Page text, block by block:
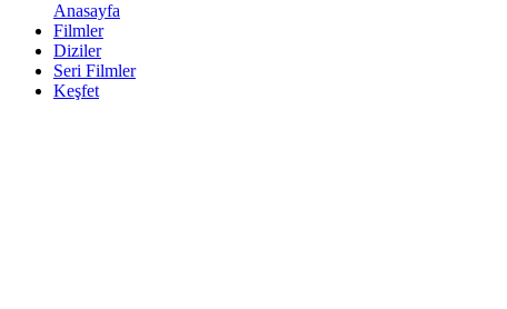
Anasayfa
Filmler
Diziler
Seri Filmler
Keşfet